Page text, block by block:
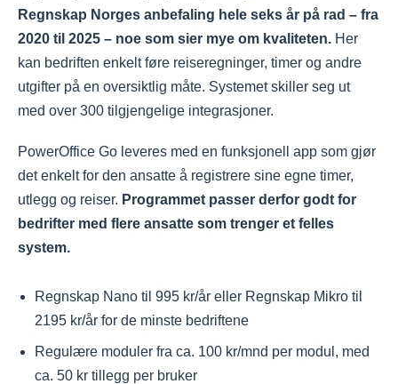
Regnskap Norges anbefaling hele seks år på rad – fra
2020 til 2025 – noe som sier mye om kvaliteten. Her
kan bedriften enkelt føre reiseregninger, timer og andre
utgifter på en oversiktlig måte. Systemet skiller seg ut
med over 300 tilgjengelige integrasjoner.
PowerOffice Go leveres med en funksjonell app som gjør
det enkelt for den ansatte å registrere sine egne timer,
utlegg og reiser. Programmet passer derfor godt for
bedrifter med flere ansatte som trenger et felles
system.
Regnskap Nano til 995 kr/år eller Regnskap Mikro til
2195 kr/år for de minste bedriftene
Regulære moduler fra ca. 100 kr/mnd per modul, med
ca. 50 kr tillegg per bruker